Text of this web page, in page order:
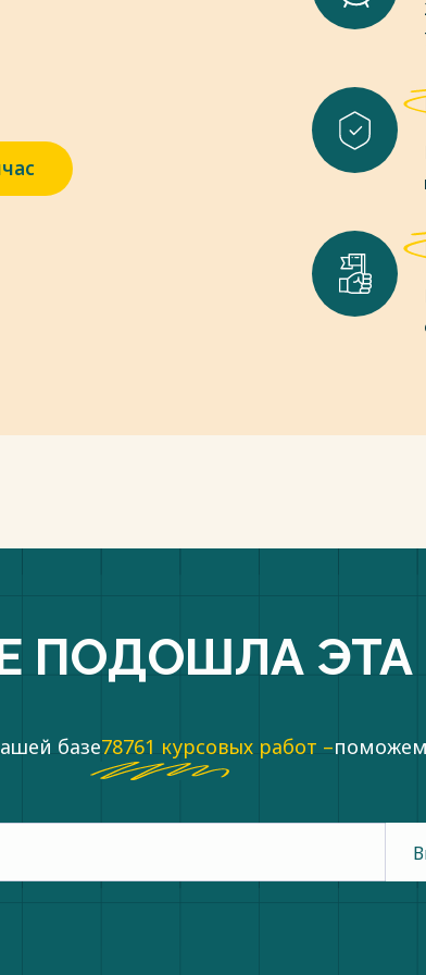
незаживающим ранам.
ПОДОШЛА ЭТА
базе78761 курсовых работ –